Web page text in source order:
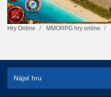
Hry Online MMORPG hry online